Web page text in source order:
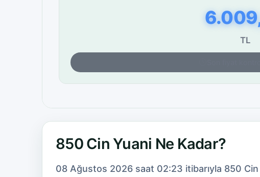
TL
850 Cin Yuani Ne Kadar?
08 Ağustos 2026 saat 02:23 itibarıyla 850